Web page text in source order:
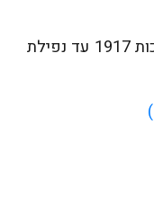
) ממהפכות 1917 עד נפילת